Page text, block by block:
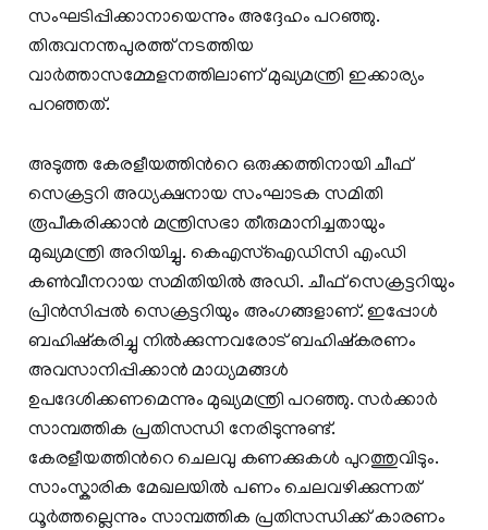
സംഘടിപ്പിക്കാനായെന്നും അദ്ദേഹം പറഞ്ഞു.
തിരുവനന്തപുരത്ത് നടത്തിയ
വാർത്താസമ്മേളനത്തിലാണ് മുഖ്യമന്ത്രി ഇക്കാര്യം
പറഞ്ഞത്.
അടുത്ത കേരളീയത്തിന്‍റെ ഒരുക്കത്തിനായി ചീഫ്
സെക്രട്ടറി അധ്യക്ഷനായ സംഘാടക സമിതി
രൂപീകരിക്കാൻ മന്ത്രിസഭാ തീരുമാനിച്ചതായും
മുഖ്യമന്ത്രി അറിയിച്ചു. കെഎസ്ഐഡിസി എംഡി
കൺവീനറായ സമിതിയിൽ അഡി. ചീഫ് സെക്രട്ടറിയും
പ്രിൻസിപ്പൽ സെക്രട്ടറിയും അംഗങ്ങളാണ്. ഇപ്പോൾ
ബഹിഷ്കരിച്ചു നിൽക്കുന്നവരോട് ബഹിഷ്കരണം
അവസാനിപ്പിക്കാൻ മാധ്യമങ്ങൾ
ഉപദേശിക്കണമെന്നും മുഖ്യമന്ത്രി പറഞ്ഞു. സർക്കാർ
സാമ്പത്തിക പ്രതിസന്ധി നേരിടുന്നുണ്ട്.
കേരളീയത്തിന്‍റെ ചെലവു കണക്കുകൾ പുറത്തുവിടും.
സാംസ്കാരിക മേഖലയിൽ പണം ചെലവഴിക്കുന്നത്
ധൂർത്തല്ലെന്നും സാമ്പത്തിക പ്രതിസന്ധിക്ക് കാരണം